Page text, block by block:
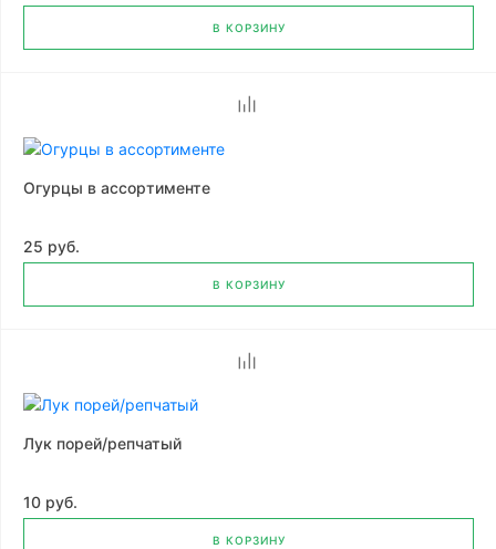
В КОРЗИНУ
Огурцы в ассортименте
25 руб.
В КОРЗИНУ
Лук порей/репчатый
10 руб.
В КОРЗИНУ